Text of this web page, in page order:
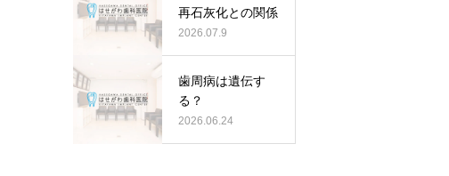
再石灰化との関係
2026.07.9
歯周病は遺伝す
る？
2026.06.24